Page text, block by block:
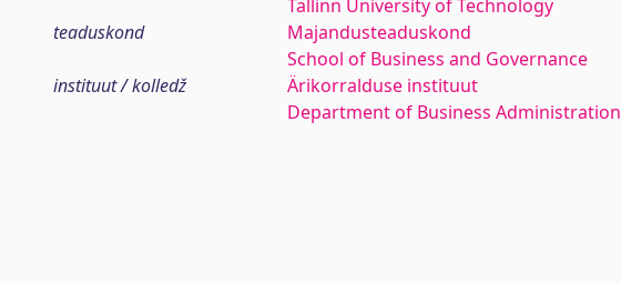
Tallinn University of Technology
teaduskond
Majandusteaduskond
School of Business and Governance
instituut / kolledž
Ärikorralduse instituut
Department of Business Administration